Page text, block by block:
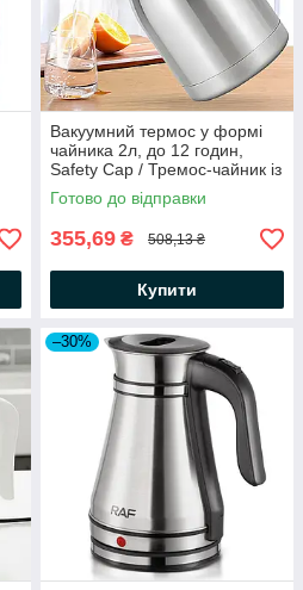
Вакуумний термос у формі
чайника 2л, до 12 годин,
Safety Cap / Тремос-чайник із
ручкою / Термокувшин для
чаю
Готово до відправки
355,69 ₴ 508,13 ₴
Купити
–30%